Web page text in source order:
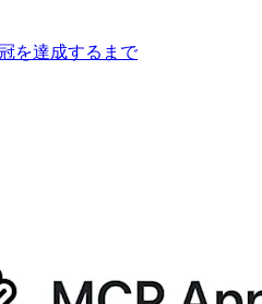
を達成するまで